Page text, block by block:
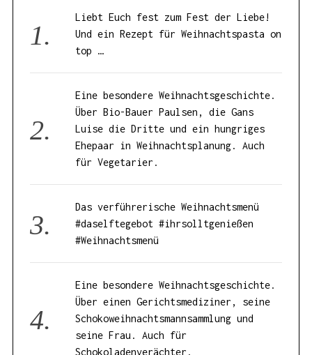
Liebt Euch fest zum Fest der Liebe!
Und ein Rezept für Weihnachtspasta on
top …
Eine besondere Weihnachtsgeschichte.
Über Bio-Bauer Paulsen, die Gans
Luise die Dritte und ein hungriges
Ehepaar in Weihnachtsplanung. Auch
für Vegetarier.
Das verführerische Weihnachtsmenü
#daselftegebot #ihrsolltgenießen
#Weihnachtsmenü
Eine besondere Weihnachtsgeschichte.
Über einen Gerichtsmediziner, seine
Schokoweihnachtsmannsammlung und
seine Frau. Auch für
Schokoladenverächter.